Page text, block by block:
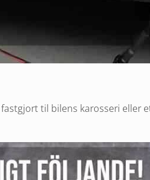
til bilens karosseri